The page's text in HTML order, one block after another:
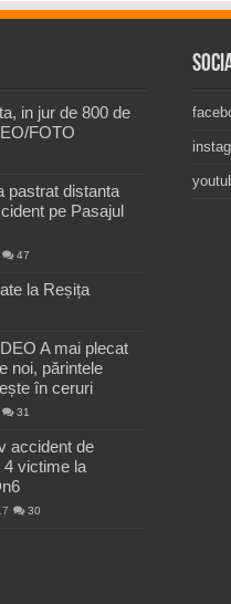
in jur de 800 de
FOTO
pastrat distanta
pe Pasajul
47
la Reșița
A mai plecat
noi, părintele
în ceruri
31
accident de
victime la
30